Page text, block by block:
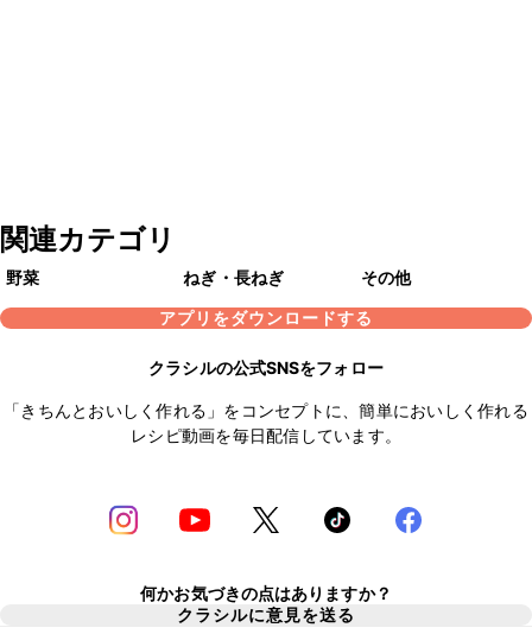
関連カテゴリ
野菜 ねぎ・長ねぎ
その他
アプリをダウンロードする
クラシルの公式SNSをフォロー
「きちんとおいしく作れる」をコンセプトに、簡単においしく作れる
レシピ動画を毎日配信しています。
何かお気づきの点はありますか？
クラシルに意見を送る